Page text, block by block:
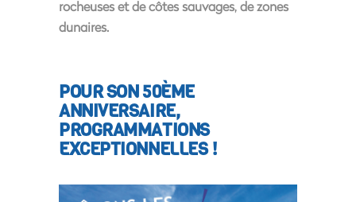
rocheuses et de côtes sauvages, de zones
dunaires.
POUR SON 50ÈME
ANNIVERSAIRE,
PROGRAMMATIONS
EXCEPTIONNELLES !